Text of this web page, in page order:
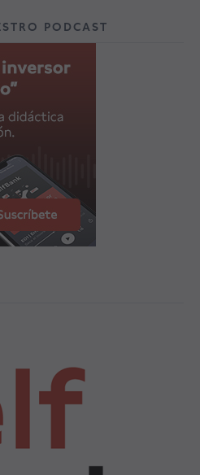
PODCAST